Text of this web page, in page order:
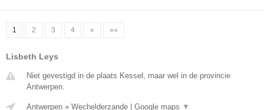
1 2 3 4 » »»
Lisbeth Leys
Niet gevestigd in de plaats Kessel, maar wel in de provincie
Antwerpen.
Antwerpen » Wechelderzande Google maps ▼